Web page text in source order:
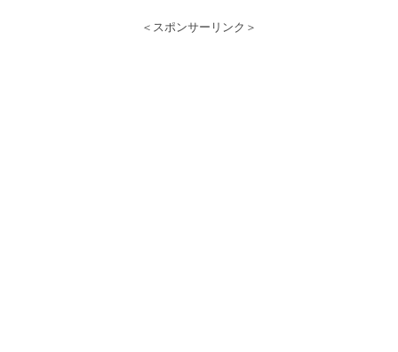
＜スポンサーリンク＞